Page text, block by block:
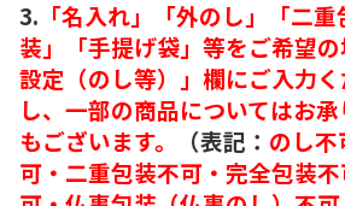
3. 「名入れ」「外のし」「二
装」「手提げ袋」等をご希望
設定（のし等）」欄にご入力
し、一部の商品についてはお
もございます。
（表記： のし
可・二重包装不可・完全包装